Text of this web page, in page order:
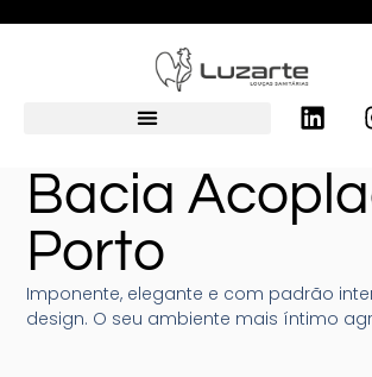
Bacia
Porto
Imponente, elegante e com padrão
design. O seu ambiente mais íntimo